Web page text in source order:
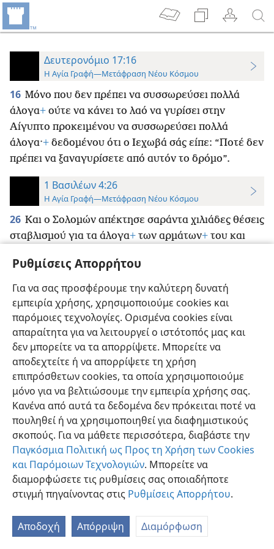
Ρυθμίσεις Απορρήτου
Για να σας προσφέρουμε την καλύτερη δυνατή
εμπειρία χρήσης, χρησιμοποιούμε cookies και
παρόμοιες τεχνολογίες. Ορισμένα cookies είναι
απαραίτητα για να λειτουργεί ο ιστότοπός μας και
δεν μπορείτε να τα απορρίψετε. Μπορείτε να
αποδεχτείτε ή να απορρίψετε τη χρήση
επιπρόσθετων cookies, τα οποία χρησιμοποιούμε
μόνο για να βελτιώσουμε την εμπειρία χρήσης σας.
Κανένα από αυτά τα δεδομένα δεν πρόκειται ποτέ να
πουληθεί ή να χρησιμοποιηθεί για διαφημιστικούς
σκοπούς. Για να μάθετε περισσότερα, διαβάστε την
Παγκόσμια Πολιτική ως Προς τη Χρήση των Cookies
και Παρόμοιων Τεχνολογιών. Μπορείτε να
διαμορφώσετε τις ρυθμίσεις σας οποιαδήποτε
στιγμή πηγαίνοντας στις Ρυθμίσεις Απορρήτου.
Αποδοχή Απόρριψη Διαμόρφωση
Δευτερονόμιο 17:16
Η Αγία Γραφή—Μετάφραση Νέου Κόσμου
16 Μόνο που δεν πρέπει να συσσωρεύσει πολλά
άλογα+ ούτε να κάνει το λαό να γυρίσει στην
Αίγυπτο προκειμένου να συσσωρεύσει πολλά
άλογα·+ δεδομένου ότι ο Ιεχωβά σάς είπε: “Ποτέ δεν
πρέπει να ξαναγυρίσετε από αυτόν το δρόμο”.
1 Βασιλέων 4:26
Η Αγία Γραφή—Μετάφραση Νέου Κόσμου
26 Και ο Σολομών απέκτησε σαράντα χιλιάδες θέσεις
σταβλισμού για τα άλογα+ των αρμάτων+ του και
Ελληνική Προτιμήσεις
Copyright© 2026 Watch Tower Bible and Tract Society of Pennsylvania
Πολιτική Απορρήτου
Ρυθμίσεις Απορρήτου
JW.ORG
Σύνδεση